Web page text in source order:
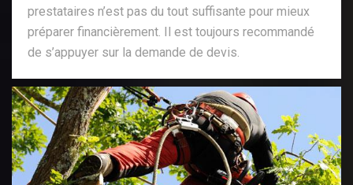
prestataires n’est pas du tout suffisante pour mieux
préparer financièrement. Il est toujours recommandé
de s’appuyer sur la demande de devis.